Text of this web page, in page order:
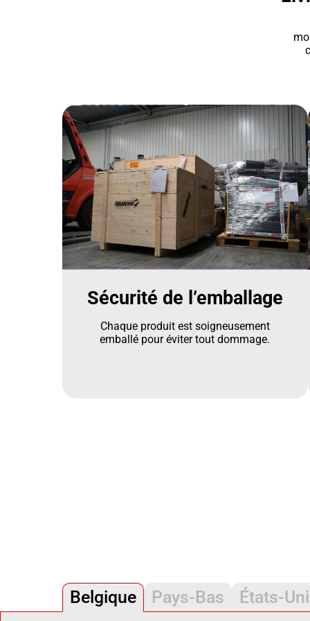
Sécurité de l’emballage
Chaque produit est soigneusement
emballé pour éviter tout dommage.
Belgique Pays-Bas États-